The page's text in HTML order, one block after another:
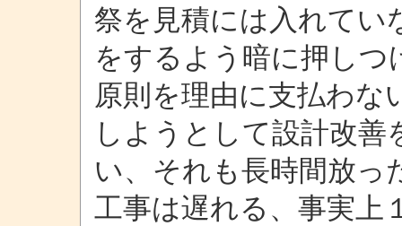
祭を見積には入れてい
をするよう暗に押しつ
原則を理由に支払わな
しようとして設計改
い、それも長時間放っ
工事は遅れる、事実上